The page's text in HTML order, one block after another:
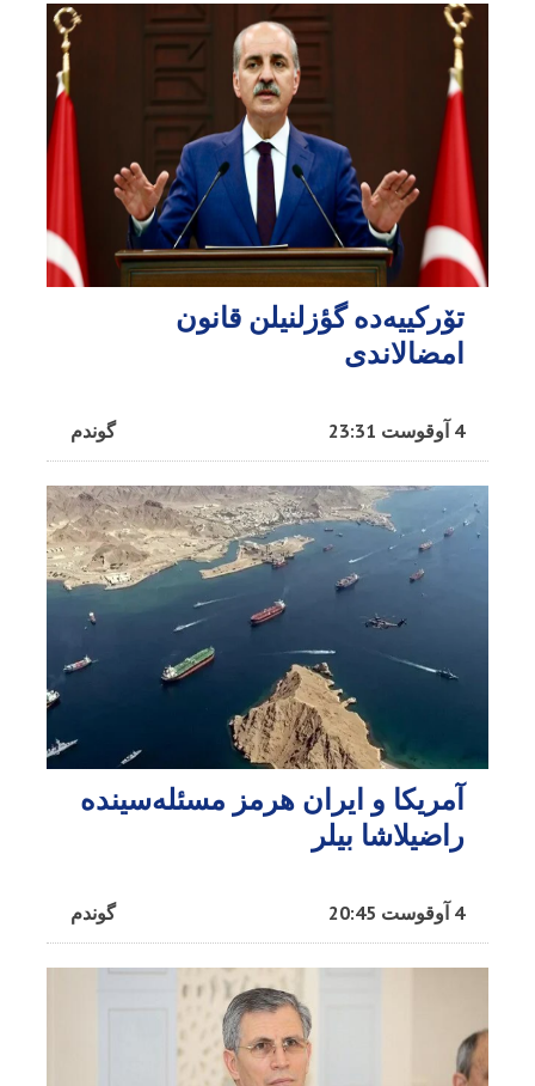
تۆرکییه‌ده گؤزلنیلن قانون
امضالاندی
گوندم 4 آوقوست 23:31
آمریکا و ایران هرمز مسئله‌سینده
راضیلاشا بیلر
گوندم 4 آوقوست 20:45